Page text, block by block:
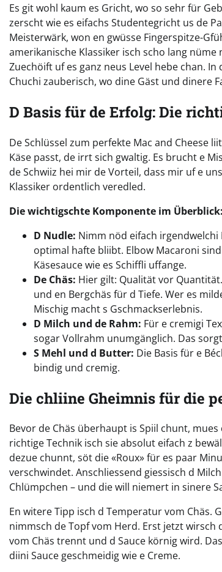
Es git wohl kaum es Gricht, wo so sehr für
zerscht wie es eifachs Studentegricht us de
Meisterwärk, won en gwüsse Fingerspitze-
amerikanische Klassiker isch scho lang
Zuechöift uf es ganz neus Level hebe chan.
Chuchi zauberisch, wo dine Gäst und dinere
D Basis für de Erfolg: Die
De Schlüssel zum perfekte Mac and Cheese
Käse passt, de irrt sich gwaltig. Es brucht e
de Schwiiz hei mir de Vorteil, dass mir uf e
Klassiker ordentlich veredled.
Die wichtigschte Komponente im Überblick:
D Nudle: Nimm nöd eifach
optimal hafte bliibt. Elbow Macaroni
Käsesauce wie es Schiffli uffange.
De Chäs: Hier gilt: Qualität vor
und en Bergchäs für d Tiefe. Wer es
Mischig macht s Gschmackserlebnis.
D Milch und de Rahm: Für e cremigi
sogar Vollrahm unumgänglich. Das
S Mehl und d Butter: Die Basis für e
bindig und cremig.
Die chliine Gheimnis für die
Bevor de Chäs überhaupt is Spiil chunt,
richtige Technik isch sie absolut eifach z
dezue chunnt, söt die «Roux» für es paar
verschwindet. Anschliessend giessisch d
Chlümpchen – und die will niemert in sinere
En witere Tipp isch d Temperatur vom Chäs.
nimmsch de Topf vom Herd. Erst jetzt
vom Chäs trennt und d Sauce körnig wird.
diini Sauce geschmeidig wie e Creme.